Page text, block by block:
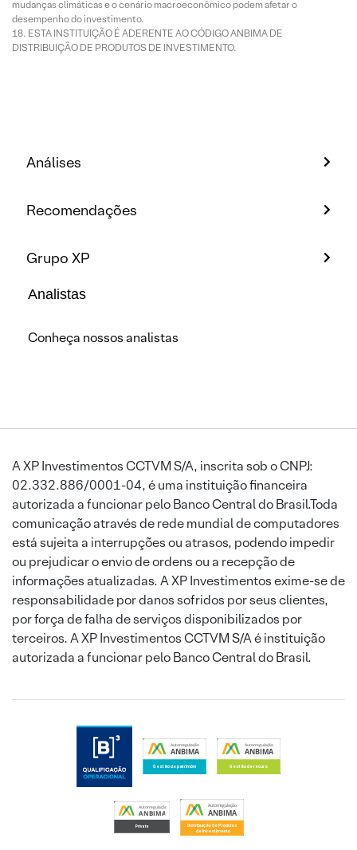
mudanças climáticas e o cenário macroeconômico podem afetar o
desempenho do investimento.
ESTA INSTITUIÇÃO É ADERENTE AO CÓDIGO ANBIMA DE
DISTRIBUIÇÃO DE PRODUTOS DE INVESTIMENTO.
Análises
Recomendações
Grupo XP
Analistas
Conheça nossos analistas
A XP Investimentos CCTVM S/A, inscrita sob o CNPJ:
02.332.886/0001-04, é uma instituição financeira
autorizada a funcionar pelo Banco Central do Brasil.Toda
comunicação através de rede mundial de computadores
está sujeita a interrupções ou atrasos, podendo impedir
ou prejudicar o envio de ordens ou a recepção de
informações atualizadas. A XP Investimentos exime-se de
responsabilidade por danos sofridos por seus clientes,
por força de falha de serviços disponibilizados por
terceiros. A XP Investimentos CCTVM S/A é instituição
autorizada a funcionar pelo Banco Central do Brasil.